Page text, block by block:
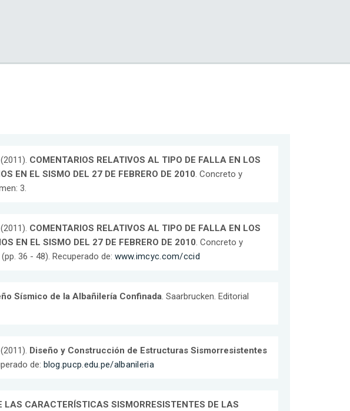
(2011). COMENTARIOS RELATIVOS AL TIPO DE FALLA EN LOS
EN EL SISMO DEL 27 DE FEBRERO DE 2010. Concreto y
3.
(2011). COMENTARIOS RELATIVOS AL TIPO DE FALLA EN LOS
EN EL SISMO DEL 27 DE FEBRERO DE 2010. Concreto y
36 - 48). Recuperado de: www.imcyc.com/ccid
Sísmico de la Albañilería Confinada. Saarbrucken. Editorial
(2011). Diseño y Construcción de Estructuras Sismorresistentes
de: blog.pucp.edu.pe/albanileria
LAS CARACTERÍSTICAS SISMORRESISTENTES DE LAS